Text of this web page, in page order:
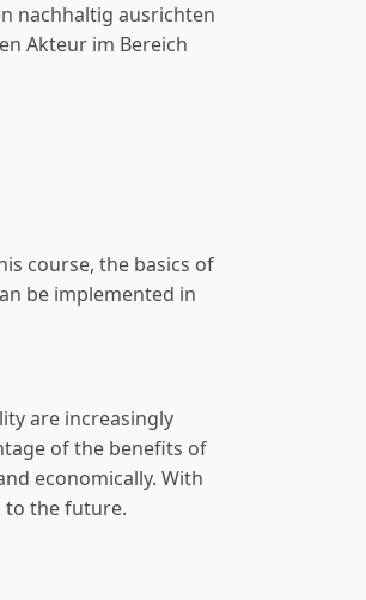
nachhaltig ausrichten
Akteur im Bereich
course, the basics of
be implemented in
are increasingly
of the benefits of
economically. With
to the future.